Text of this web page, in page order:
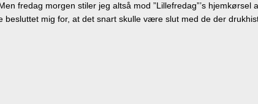
fredag morgen stiler jeg altså mod ”Lillefredag”’s hjemkørsel
mig for, at det snart skulle være slut med de der